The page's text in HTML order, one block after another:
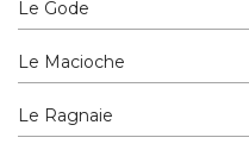
Le Gode
Le Macioche
Le Ragnaie